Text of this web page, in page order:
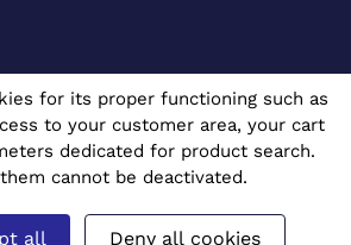
réseaux sociaux
for its proper functioning such as
to your customer area, your cart
dedicated for product search.
cannot be deactivated.
all Deny all cookies